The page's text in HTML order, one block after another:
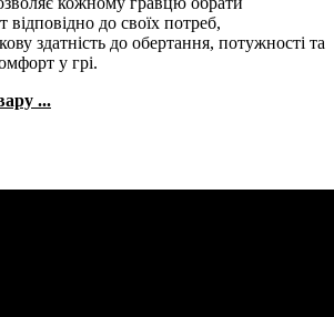
відповідно до своїх потреб,
здатність до обертання, потужності та
у грі.
...